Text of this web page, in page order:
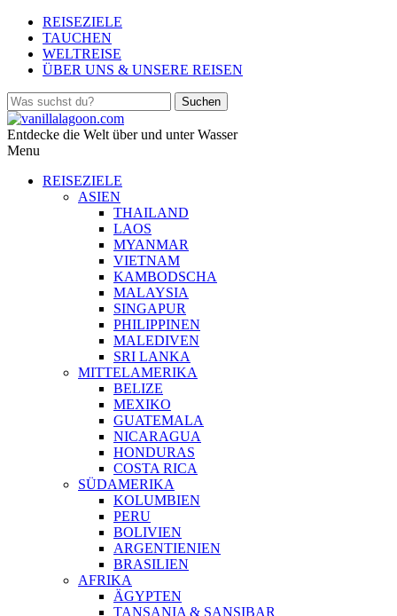
REISEZIELE
TAUCHEN
WELTREISE
ÜBER UNS & UNSERE REISEN
Entdecke die Welt über und unter Wasser
Menu
REISEZIELE
ASIEN
THAILAND
LAOS
MYANMAR
VIETNAM
KAMBODSCHA
MALAYSIA
SINGAPUR
PHILIPPINEN
MALEDIVEN
SRI LANKA
MITTELAMERIKA
BELIZE
MEXIKO
GUATEMALA
NICARAGUA
HONDURAS
COSTA RICA
SÜDAMERIKA
KOLUMBIEN
PERU
BOLIVIEN
ARGENTIENIEN
BRASILIEN
AFRIKA
ÄGYPTEN
TANSANIA & SANSIBAR